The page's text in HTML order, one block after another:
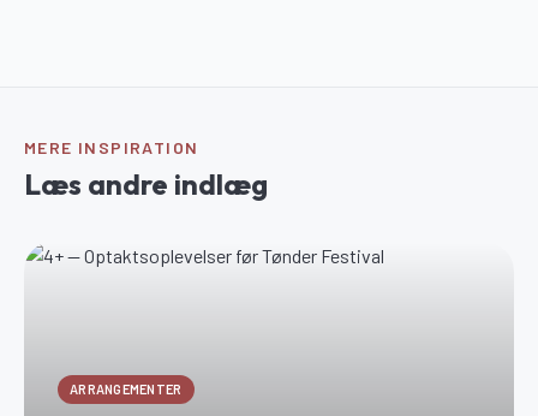
MERE INSPIRATION
Læs andre indlæg
ARRANGEMENTER